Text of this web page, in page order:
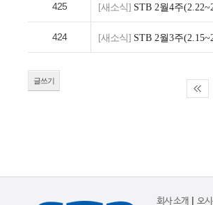
425 [새소식] STB 2월4주
424 [새소식] STB 2월3주
글쓰기
회사 소개 오